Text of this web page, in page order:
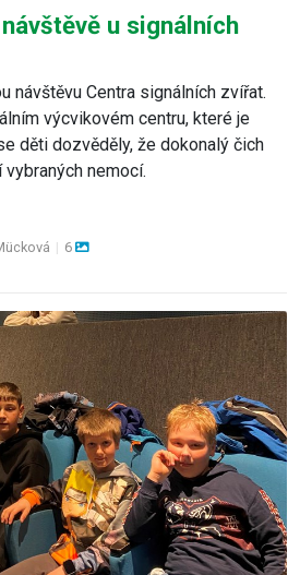
u signálních
návštěvu Centra signálních zvířat.
výcvikovém centru, které je
děti dozvěděly, že dokonalý čich
nemocí.
| 6